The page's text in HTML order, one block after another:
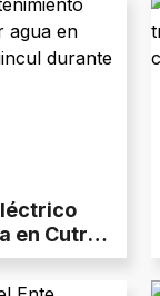
en Cutral
durante